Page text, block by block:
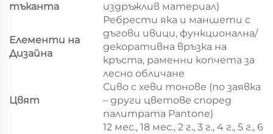
тъканта
издръжлив материал)
Елементи на
Дизайна
Ребрести яка и маншети с
дъгови ивици, функционална/
декоративна връзка на
кръста, раменни копчета за
лесно обличане
Цвят
Сиво с хеви тонове (по заявка
– други цветове според
палитрата Pantone)
12 мес., 18 мес., 2 г., 3 г., 4 г., 5 г., 6